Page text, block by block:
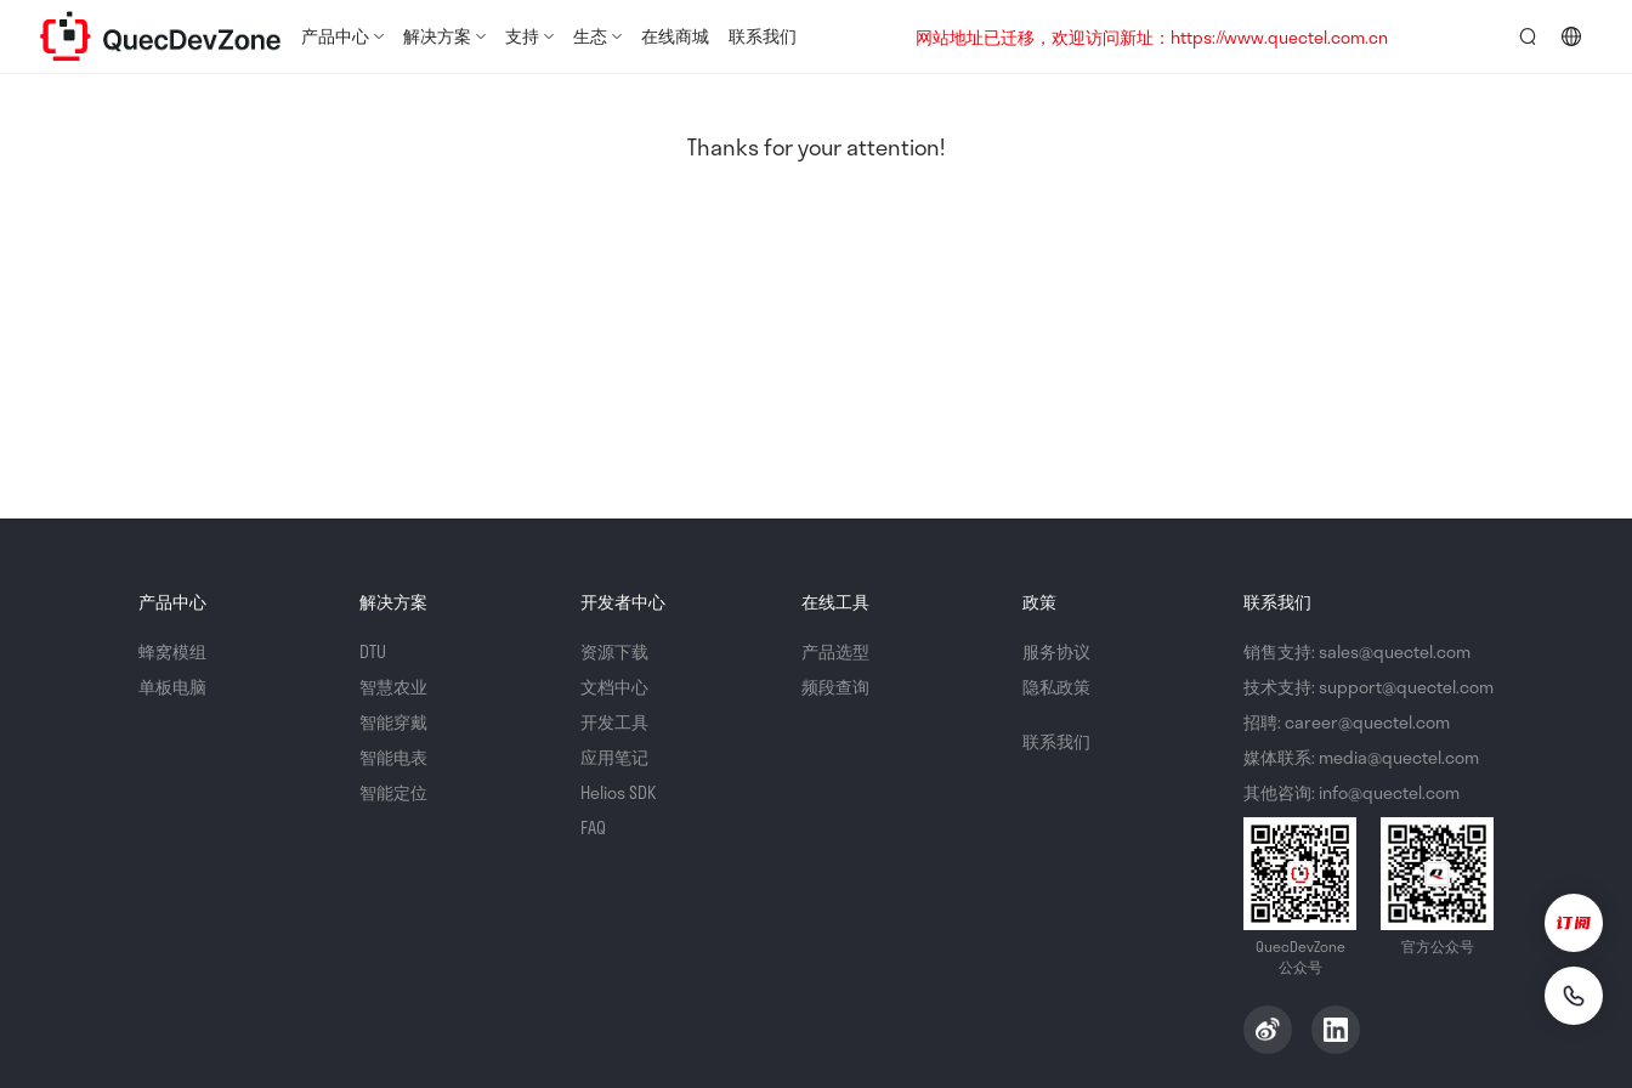
产品中心 解决方案 支持 生态 在线商城 联系我们
网站地址已迁移，欢迎访问新址：https://www.quectel.com.cn
Thanks for your attention!
产品中心
蜂窝模组
单板电脑
解决方案
DTU
智慧农业
智能穿戴
智能电表
智能定位
开发者中心
资源下载
文档中心
开发工具
应用笔记
Helios SDK
FAQ
在线工具
产品选型
频段查询
政策
服务协议
隐私政策
联系我们
联系我们
销售支持: sales@quectel.com
技术支持: support@quectel.com
招聘: career@quectel.com
媒体联系: media@quectel.com
其他咨询: info@quectel.com
QuecDevZone
公众号
官方公众号